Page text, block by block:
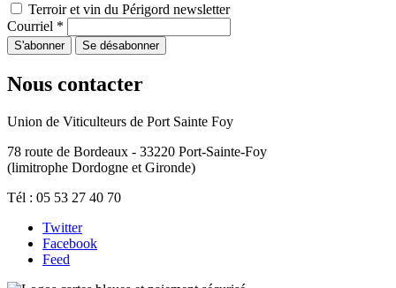
Terroir et vin du Périgord newsletter
Courriel *
Nous contacter
Union de Viticulteurs de Port Sainte Foy
78 route de Bordeaux - 33220 Port-Sainte-Foy
(limitrophe Dordogne et Gironde)
Tél : 05 53 27 40 70
Twitter
Facebook
Feed